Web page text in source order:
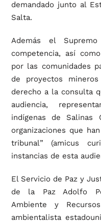
demandado junto al
Salta.
Además el
competencia, así
por las comunidades
de proyectos
derecho a la consulta
audiencia,
indígenas de Salinas
organizaciones que
tribunal” (amicus
instancias de esta
El Servicio de Paz y
de la Paz Adolfo
Ambiente y
ambientalista